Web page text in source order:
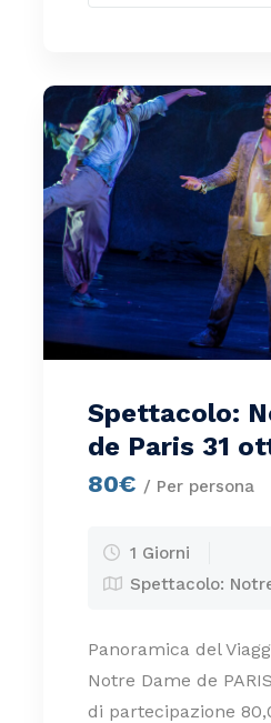
Spettacolo:
de Paris 31
80€ / Per persona
1 Giorni
Spettacolo:
Panoramica del
Notre Dame de
di partecipazione